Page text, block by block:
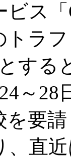
ビス
トラ
する
～28
要
、直